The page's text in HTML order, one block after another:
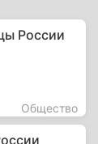
России
Общество